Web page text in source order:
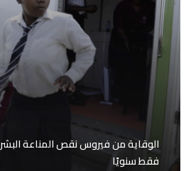
الوقاية من فيروس نقص المناعة
فقط سنويًا